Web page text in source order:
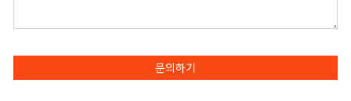
문의하기